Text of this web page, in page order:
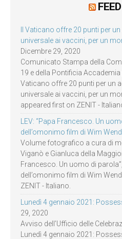
Il Vaticano offre 20 punti per
universale ai vaccini, per un
Dicembre 29, 2020
Comunicato Stampa della
19 e della Pontificia Accademia
Vaticano offre 20 punti per un
universale ai vaccini, per un
appeared first on ZENIT -
LEV: “Papa Francesco. Un
dell’omonimo film di Wim
Volume fotografico a cura di
Viganò e Gianluca della
Francesco. Un uomo di
dell’omonimo film di Wim
ZENIT - Italiano.
Lunedì 4 gennaio 2021:
29, 2020
Avviso dell’Ufficio delle
Lunedì 4 gennaio 2021: